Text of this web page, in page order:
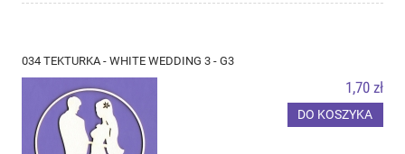
034 TEKTURKA - WHITE WEDDING 3 - G3
1,70 zł
DO KOSZYKA